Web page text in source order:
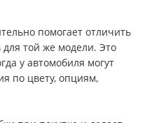
помогает отличить
для той же модели. Это
у автомобиля могут
по цвету, опциям,